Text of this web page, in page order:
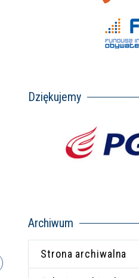
Dziękujemy
Archiwum
Strona archiwalna